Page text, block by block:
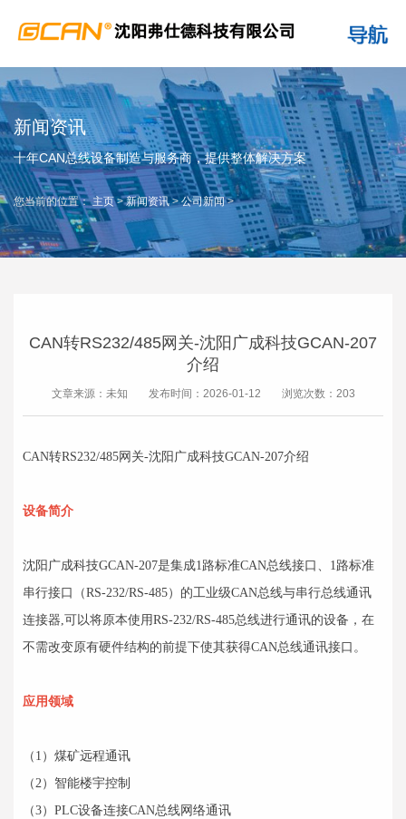
新闻资讯
十年CAN总线设备制造与服务商，提供整体解决方案
您当前的位置：主页>新闻资讯>公司新闻>
CAN转RS232/485网关-沈阳广成科技GCAN-207
介绍
文章来源：未知 发布时间：2026-01-12 浏览次数： 203
CAN转RS232/485网关-沈阳广成科技GCAN-207介绍
设备简介
沈阳广成科技GCAN-207是集成1路标准CAN总线接口、1路标准
串行接口（RS-232/RS-485）的工业级CAN总线与串行总线通讯
连接器,可以将原本使用RS-232/RS-485总线进行通讯的设备，在
不需改变原有硬件结构的前提下使其获得CAN总线通讯接口。
应用领域
（1）煤矿远程通讯
（2）智能楼宇控制
（3）PLC设备连接CAN总线网络通讯